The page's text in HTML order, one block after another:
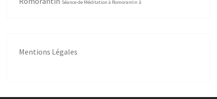
Séance de Méditation à Romorantin â
Mentions Légales